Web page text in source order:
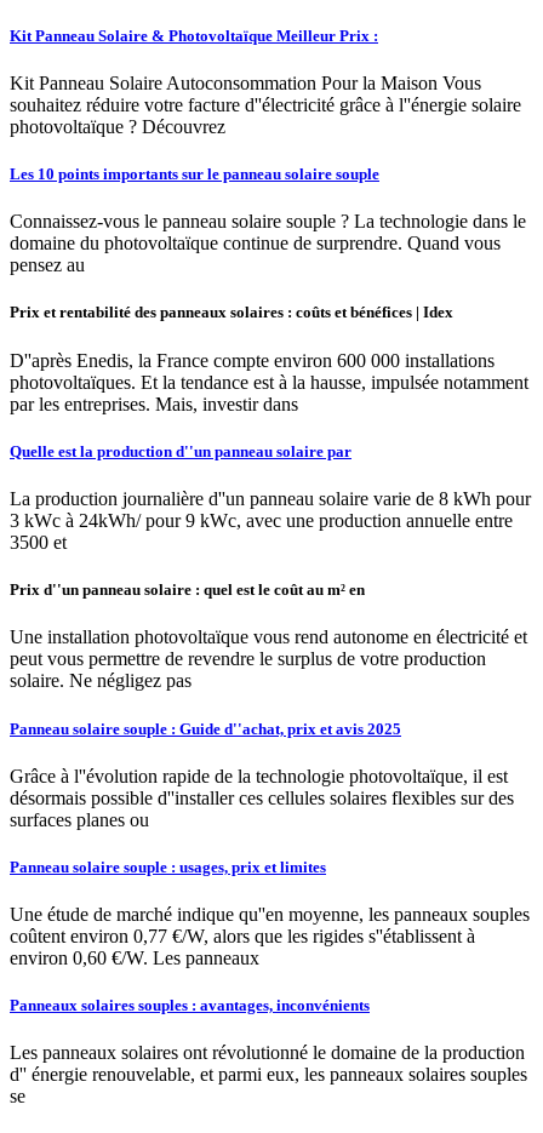
Kit Panneau Solaire & Photovoltaïque Meilleur Prix :
Kit Panneau Solaire Autoconsommation Pour la Maison Vous
souhaitez réduire votre facture d''électricité grâce à l''énergie solaire
photovoltaïque ? Découvrez
Les 10 points importants sur le panneau solaire souple
Connaissez-vous le panneau solaire souple ? La technologie dans le
domaine du photovoltaïque continue de surprendre. Quand vous
pensez au
Prix et rentabilité des panneaux solaires : coûts et bénéfices | Idex
D''après Enedis, la France compte environ 600 000 installations
photovoltaïques. Et la tendance est à la hausse, impulsée notamment
par les entreprises. Mais, investir dans
Quelle est la production d''un panneau solaire par
La production journalière d''un panneau solaire varie de 8 kWh pour
3 kWc à 24kWh/ pour 9 kWc, avec une production annuelle entre
3500 et
Prix d''un panneau solaire : quel est le coût au m² en
Une installation photovoltaïque vous rend autonome en électricité et
peut vous permettre de revendre le surplus de votre production
solaire. Ne négligez pas
Panneau solaire souple : Guide d''achat, prix et avis 2025
Grâce à l''évolution rapide de la technologie photovoltaïque, il est
désormais possible d''installer ces cellules solaires flexibles sur des
surfaces planes ou
Panneau solaire souple : usages, prix et limites
Une étude de marché indique qu''en moyenne, les panneaux souples
coûtent environ 0,77 €/W, alors que les rigides s''établissent à
environ 0,60 €/W. Les panneaux
Panneaux solaires souples : avantages, inconvénients
Les panneaux solaires ont révolutionné le domaine de la production
d'' énergie renouvelable, et parmi eux, les panneaux solaires souples
se